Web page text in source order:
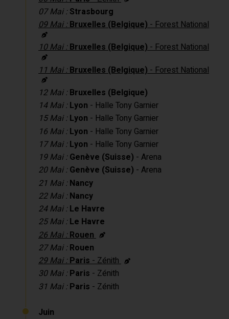
07 Mai : Strasbourg
09 Mai :Bruxelles (Belgique)- Forest National
10 Mai :Bruxelles (Belgique)- Forest National
11 Mai : Bruxelles (Belgique) - Forest National
12 Mai : Bruxelles (Belgique)
14 Mai : Lyon - Halle Tony Garnier
15 Mai : Lyon - Halle Tony Garnier
16 Mai : Lyon - Halle Tony Garnier
17 Mai : Lyon - Halle Tony Garnier
19 Mai : Genève (Suisse) - Arena
20 Mai : Genève (Suisse) - Arena
21 Mai : Nancy
22 Mai : Nancy
24 Mai : Le Havre
25 Mai : Le Havre
26 Mai : Rouen
27 Mai : Rouen
29 Mai :Paris- Zénith
30 Mai : Paris - Zénith
31 Mai : Paris - Zénith
Juin